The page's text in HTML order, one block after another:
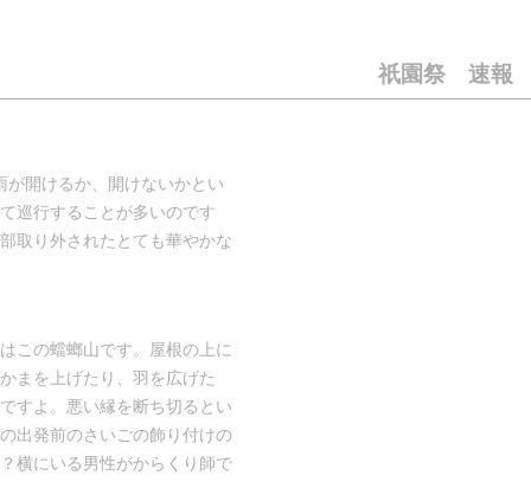
祇園祭 速報
開けるか、開けないかとい
巡行することが多いのです
取り外されたとても華やかな
この蟷螂山です。屋根の上に
まを上げたり、羽を広げた
すよ。悪い縁を断ち切るとい
出発前のさいごの飾り付けの
横にいる男性がからくり師で